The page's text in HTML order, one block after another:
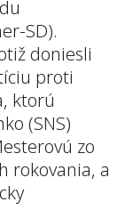
SD).
doniesli
proti
ktorú
(SNS)
zo
rokovania, a